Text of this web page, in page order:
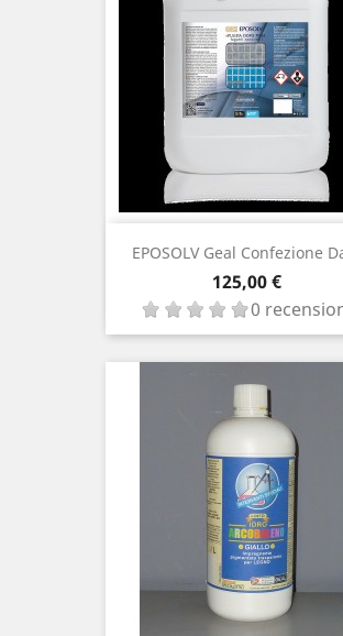
EPOSOLV Geal Confezione
Prezzo
125,00 €
0